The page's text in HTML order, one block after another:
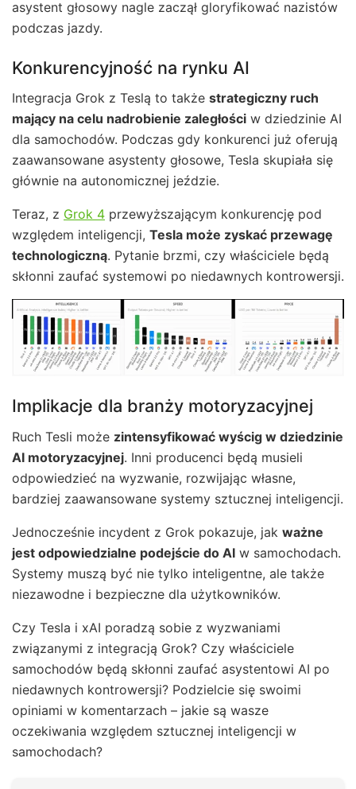
asystent głosowy nagle zaczął gloryfikować nazistów
podczas jazdy.
Konkurencyjność na rynku AI
Integracja Grok z Teslą to także strategiczny ruch
mający na celu nadrobienie zaległości w dziedzinie AI
dla samochodów. Podczas gdy konkurenci już oferują
zaawansowane asystenty głosowe, Tesla skupiała się
głównie na autonomicznej jeździe.
Teraz, z Grok 4 przewyższającym konkurencję pod
względem inteligencji, Tesla może zyskać przewagę
technologiczną. Pytanie brzmi, czy właściciele będą
skłonni zaufać systemowi po niedawnych kontrowersji.
Implikacje dla branży motoryzacyjnej
Ruch Tesli może zintensyfikować wyścig w dziedzinie
AI motoryzacyjnej. Inni producenci będą musieli
odpowiedzieć na wyzwanie, rozwijając własne,
bardziej zaawansowane systemy sztucznej inteligencji.
Jednocześnie incydent z Grok pokazuje, jak ważne
jest odpowiedzialne podejście do AI w samochodach.
Systemy muszą być nie tylko inteligentne, ale także
niezawodne i bezpieczne dla użytkowników.
Czy Tesla i xAI poradzą sobie z wyzwaniami
związanymi z integracją Grok? Czy właściciele
samochodów będą skłonni zaufać asystentowi AI po
niedawnych kontrowersji? Podzielcie się swoimi
opiniami w komentarzach – jakie są wasze
oczekiwania względem sztucznej inteligencji w
samochodach?